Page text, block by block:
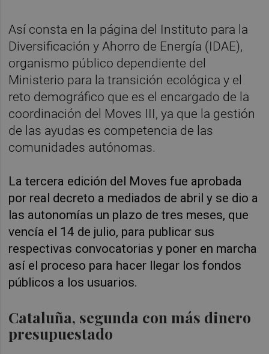
Así consta en la página del Instituto para la
Diversificación y Ahorro de Energía (IDAE),
organismo público dependiente del
Ministerio para la transición ecológica y el
reto demográfico que es el encargado de la
coordinación del Moves III, ya que la gestión
de las ayudas es competencia de las
comunidades autónomas.
La tercera edición del Moves fue aprobada
por real decreto a mediados de abril y se dio a
las autonomías un plazo de tres meses, que
vencía el 14 de julio, para publicar sus
respectivas convocatorias y poner en marcha
así el proceso para hacer llegar los fondos
públicos a los usuarios.
Cataluña, segunda con más dinero
presupuestado